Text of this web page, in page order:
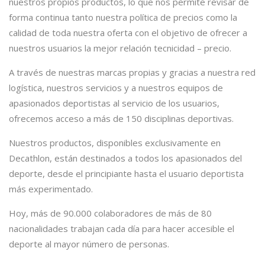
forma continua tanto nuestra política de precios como la
calidad de toda nuestra oferta con el objetivo de ofrecer a
nuestros usuarios la mejor relación tecnicidad – precio.
A través de nuestras marcas propias y gracias a nuestra red
logística, nuestros servicios y a nuestros equipos de
apasionados deportistas al servicio de los usuarios,
ofrecemos acceso a más de 150 disciplinas deportivas.
Nuestros productos, disponibles exclusivamente en
Decathlon, están destinados a todos los apasionados del
deporte, desde el principiante hasta el usuario deportista
más experimentado.
Hoy, más de 90.000 colaboradores de más de 80
nacionalidades trabajan cada día para hacer accesible el
deporte al mayor número de personas.